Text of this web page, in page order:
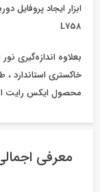
L758
محصول ایکس رایت
معرفی